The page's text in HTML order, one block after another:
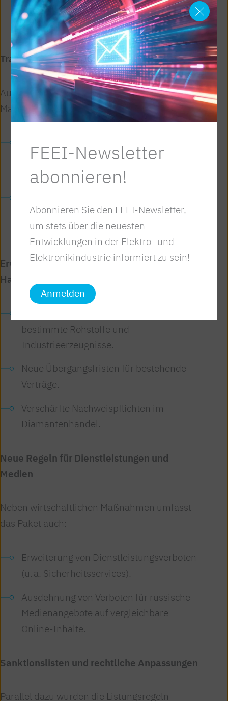
Finanzakteure wurden auf Sanktionslisten
gesetzt.
Transport und Schifffahrt
Auch im Transportbereich gibt es neue
Maßnahmen:
Betrieb von Tankschiffen sowie LNG-
Tankern.
zur Vermeidung indirekter Lieferungen
nach Russland.
Erweiterte Import- und
Handelsbeschränkungen
bestimmte Rohstoffe und
Industrieerzeugnisse.
Neue Übergangsfristen für bestehende
Verträge.
Verschärfte Nachweispflichten im
Diamantenhandel.
Neue Regeln für Dienstleistungen und
Medien
Neben wirtschaftlichen Maßnahmen umfasst
das Paket auch:
Erweiterung von Dienstleistungsverboten
(u. a. Sicherheitsservices).
Ausdehnung von Verboten für russische
Medienangebote auf vergleichbare
Online-Inhalte.
Sanktionslisten und rechtliche Anpassungen
Parallel dazu wurden die Listungsregeln
FEEI-Newsletter
abonnieren!
Abonnieren Sie den FEEI-Newsletter,
um stets über die neuesten
Entwicklungen in der Elektro- und
Elektronikindustrie informiert zu sein!
Anmelden